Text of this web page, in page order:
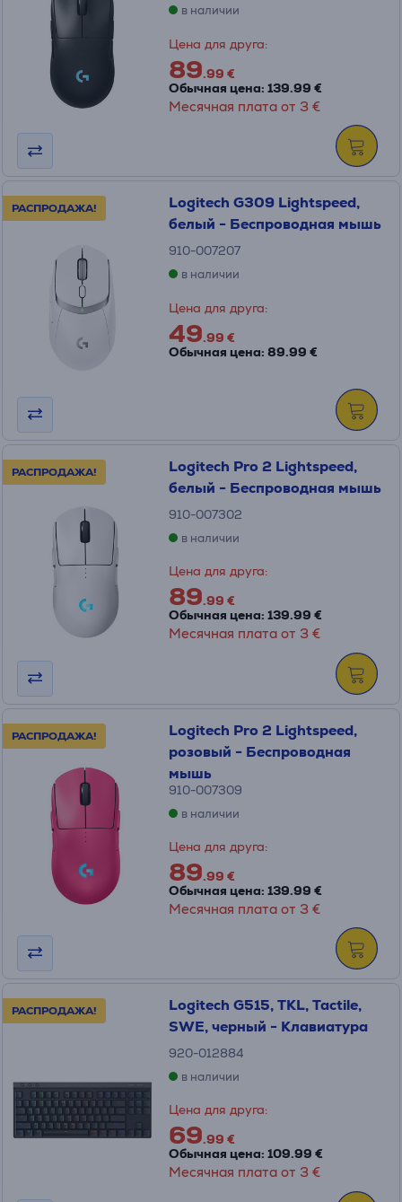
в наличии
Цена для друга:
89.99 €
Обычная цена: 139.99 €
Месячная плата от 3 €
РАСПРОДАЖА!
Logitech G309 Lightspeed,
белый - Беспроводная мышь
910-007207
в наличии
Цена для друга:
49.99 €
Обычная цена: 89.99 €
РАСПРОДАЖА!
Logitech Pro 2 Lightspeed,
белый - Беспроводная мышь
910-007302
в наличии
Цена для друга:
89.99 €
Обычная цена: 139.99 €
Месячная плата от 3 €
РАСПРОДАЖА!
Logitech Pro 2 Lightspeed,
розовый - Беспроводная
мышь
910-007309
в наличии
Цена для друга:
89.99 €
Обычная цена: 139.99 €
Месячная плата от 3 €
РАСПРОДАЖА!
Logitech G515, TKL, Tactile,
SWE, черный - Клавиатура
920-012884
в наличии
Цена для друга:
69.99 €
Обычная цена: 109.99 €
Месячная плата от 3 €